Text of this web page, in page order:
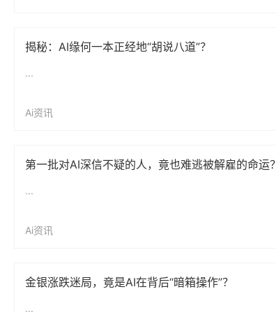
揭秘：AI缘何一本正经地“胡说八道”？
...
Ai资讯
第一批对AI深信不疑的人，竟也难逃被解雇的命运？
...
Ai资讯
金银涨跌迷局，竟是AI在背后“暗箱操作”？
...